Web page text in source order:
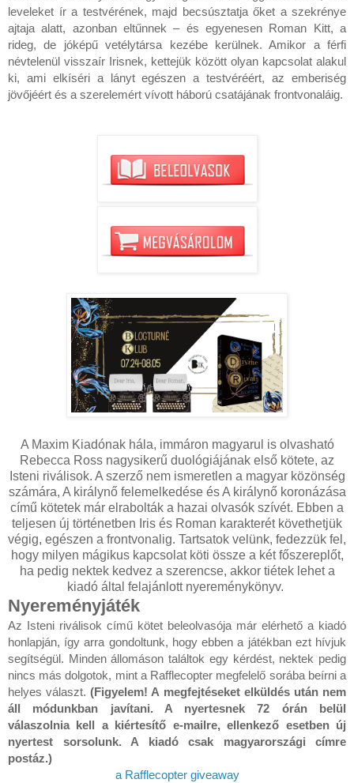
leveleket ír a testvérének, majd becsúsztatja őket a szekrénye
ajtaja alatt, azonban eltűnnek – és egyenesen Roman Kitt, a
rideg, de jóképű vetélytársa kezébe kerülnek. Amikor a férfi
névtelenül visszaír Irisnek, kettejük között olyan kapcsolat alakul
ki, ami elkíséri a lányt egészen a testvéréért, az emberiség
jövőjéért és a szerelemért vívott háború csatájának frontvonaláig.
A Maxim Kiadónak hála, immáron magyarul is olvasható
Rebecca Ross nagysikerű duológiájának első kötete, az
Isteni riválisok. A szerző nem ismeretlen a magyar közönség
számára, A királynő felemelkedése és A királynő koronázása
című kötetek már elrabolták a hazai olvasók szívét. Ebben a
teljesen új történetben Iris és Roman karakterét követhetjük
végig, egészen a frontvonalig. Tartsatok velünk, fedezzük fel,
hogy milyen mágikus kapcsolat köti össze a két főszereplőt,
ha pedig nektek kedvez a szerencse, akkor tiétek lehet a
kiadó által felajánlott nyereménykönyv.
Nyereményjáték
Az Isteni riválisok című kötet beleolvasója már elérhető a kiadó
honlapján, így arra gondoltunk, hogy ebben a játékban ezt hívjuk
segítségül. Minden állomáson találtok egy kérdést, nektek pedig
nincs más dolgotok, mint a Rafflecopter megfelelő sorába beírni a
helyes választ.(Figyelem! A megfejtéseket elküldés után nem
áll módunkban javítani. A nyertesnek 72 órán belül
válaszolnia kell a kiértesítő e-mailre, ellenkező esetben új
nyertest sorsolunk. A kiadó csak magyarországi címre
postáz.)
a Rafflecopter giveaway